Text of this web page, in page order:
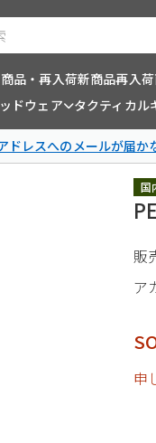
品・再入荷新商品再入
ドウェア タクティカル
ドレスへのメールが届
国
販
ア
申